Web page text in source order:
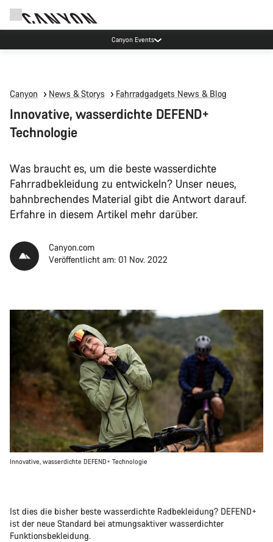
Canyon Events
Canyon News & Storys Fahrradgadgets News & Blog
Innovative, wasserdichte DEFEND+
Technologie
Was braucht es, um die beste wasserdichte
Fahrradbekleidung zu entwickeln? Unser neues,
bahnbrechendes Material gibt die Antwort darauf.
Erfahre in diesem Artikel mehr darüber.
Canyon.com
Veröffentlicht am: 01 Nov. 2022
Innovative, wasserdichte DEFEND+ Technologie
Ist dies die bisher beste wasserdichte Radbekleidung? DEFEND+
ist der neue Standard bei atmungsaktiver wasserdichter
Funktionsbekleidung.